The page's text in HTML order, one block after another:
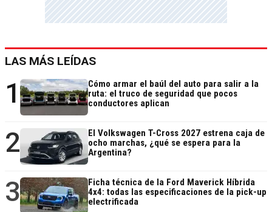
LAS MÁS LEÍDAS
1
Cómo armar el baúl del auto para salir a la
ruta: el truco de seguridad que pocos
conductores aplican
2
El Volkswagen T-Cross 2027 estrena caja de
ocho marchas, ¿qué se espera para la
Argentina?
3
Ficha técnica de la Ford Maverick Híbrida
4x4: todas las especificaciones de la pick-up
electrificada